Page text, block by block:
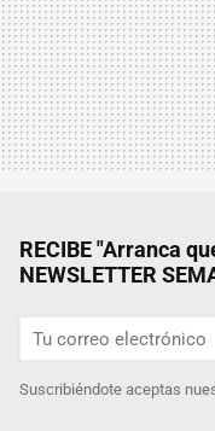
RECIBE "Arranca
NEWSLETTER
Suscribiéndote aceptas